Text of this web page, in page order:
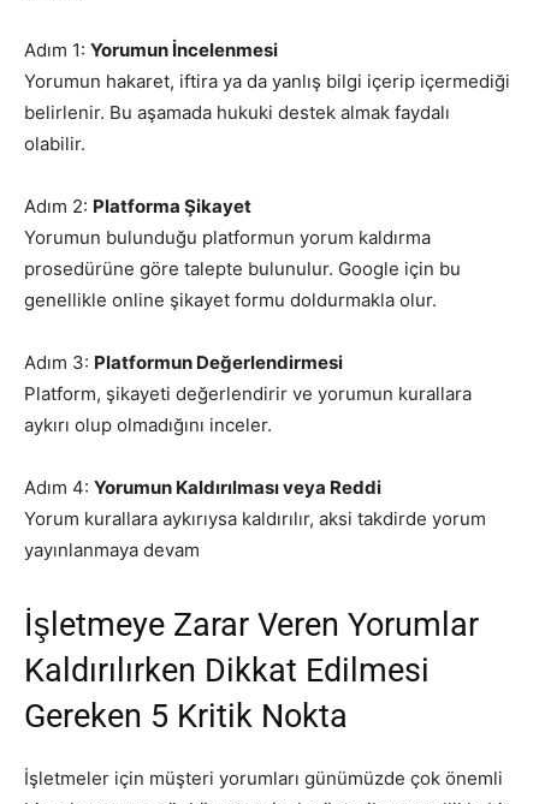
Adım 1: Yorumun İncelenmesi
Yorumun hakaret, iftira ya da yanlış bilgi içerip içermediği
belirlenir. Bu aşamada hukuki destek almak faydalı
olabilir.
Adım 2: Platforma Şikayet
Yorumun bulunduğu platformun yorum kaldırma
prosedürüne göre talepte bulunulur. Google için bu
genellikle online şikayet formu doldurmakla olur.
Adım 3: Platformun Değerlendirmesi
Platform, şikayeti değerlendirir ve yorumun kurallara
aykırı olup olmadığını inceler.
Adım 4: Yorumun Kaldırılması veya Reddi
Yorum kurallara aykırıysa kaldırılır, aksi takdirde yorum
yayınlanmaya devam
İşletmeye Zarar Veren Yorumlar
Kaldırılırken Dikkat Edilmesi
Gereken 5 Kritik Nokta
İşletmeler için müşteri yorumları günümüzde çok önemli